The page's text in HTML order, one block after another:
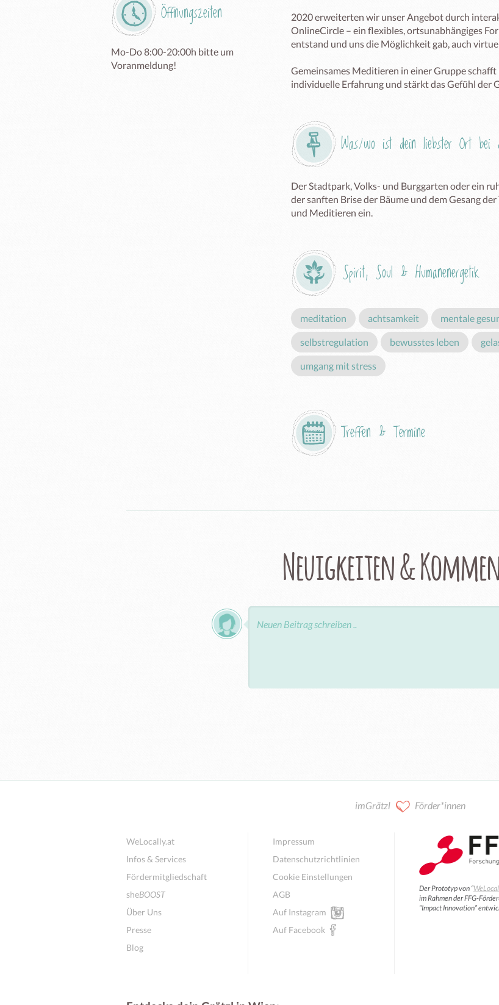
2020 erweiterten wir unser Angebot durch
OnlineCircle – ein flexibles, ortsunabhängiges
entstand und uns die Möglichkeit gab, auch
Gemeinsames Meditieren in einer Gruppe
individuelle Erfahrung und stärkt das Gefühl der
Was/wo ist dein liebster Ort
Der Stadtpark, Volks- und Burggarten oder ein
der sanften Brise der Bäume und dem Gesang
und Meditieren ein.
Spirit, Soul & Humanenergetik
meditation achtsamkeit mentale
selbstregulation bewusstes leben
umgang mit stress
Treffen & Termine
Öffnungszeiten
Mo-Do 8:00-20:00h bitte um
Voranmeldung!
Neuigkeiten &
imGrätzl Förder*innen
WeLocally.at
Infos & Services
Fördermitgliedschaft
sheBOOST
Über Uns
Presse
Blog
Impressum
Datenschutzrichtlinien
Cookie Einstellungen
AGB
Auf Instagram
Auf Facebook
Der Prototyp von “
im Rahmen der FFG-
“Impact Innovation”